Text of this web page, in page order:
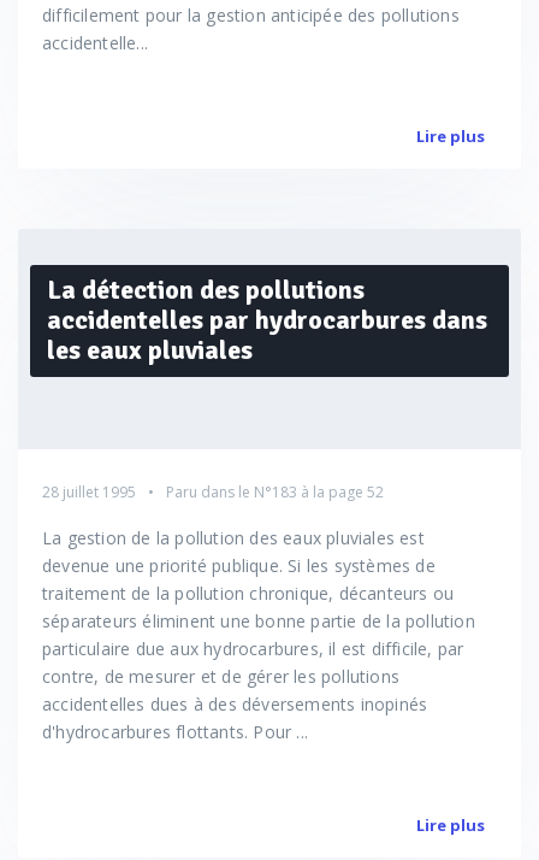
difficilement pour la gestion anticipée des pollutions
accidentelle...
Lire plus
La détection des pollutions
accidentelles par hydrocarbures dans
les eaux pluviales
28 juillet 1995 Paru dans le N°183 à la page 52
La gestion de la pollution des eaux pluviales est
devenue une priorité publique. Si les systèmes de
traitement de la pollution chronique, décanteurs ou
séparateurs éliminent une bonne partie de la pollution
particulaire due aux hydrocarbures, il est difficile, par
contre, de mesurer et de gérer les pollutions
accidentelles dues à des déversements inopinés
d'hydrocarbures flottants. Pour ...
Lire plus